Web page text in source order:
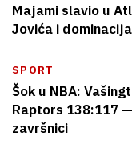
Majami slavio u
Jovića i
SPORT
Šok u NBA:
Raptors 138:117
završnici